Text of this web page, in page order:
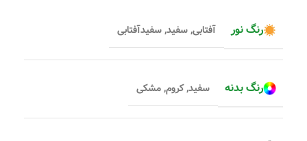
رنگ نور آفتابی,سفید,سفیدآفتابی
رنگ بدنه سفید,کروم,مشکی